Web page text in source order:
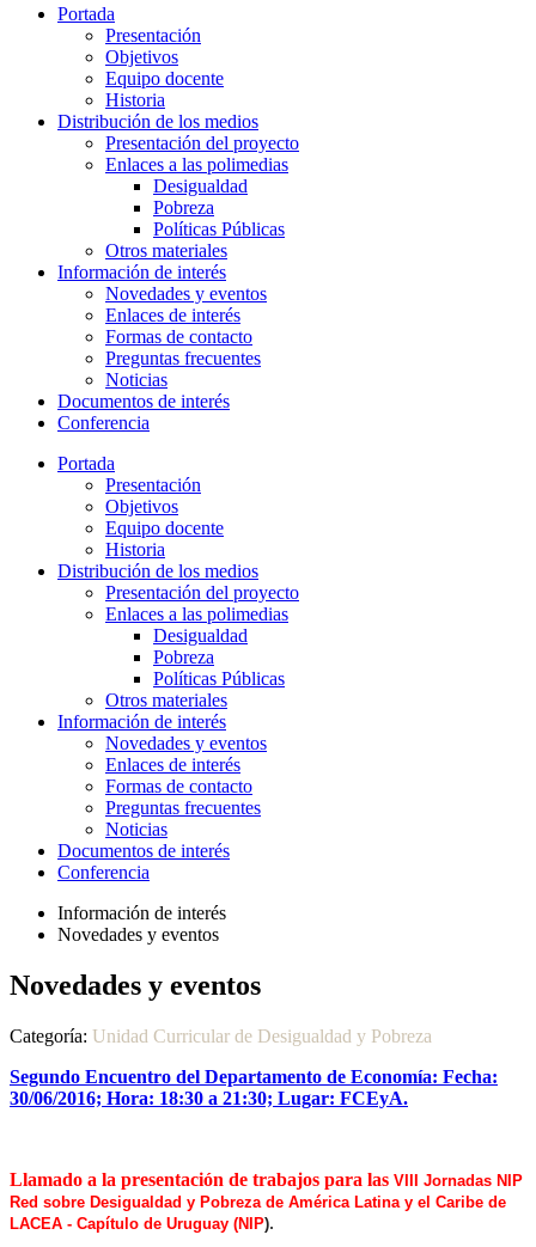
Portada
Presentación
Objetivos
Equipo docente
Historia
Distribución de los medios
Presentación del proyecto
Enlaces a las polimedias
Desigualdad
Pobreza
Políticas Públicas
Otros materiales
Información de interés
Novedades y eventos
Enlaces de interés
Formas de contacto
Preguntas frecuentes
Noticias
Documentos de interés
Conferencia
Portada
Presentación
Objetivos
Equipo docente
Historia
Distribución de los medios
Presentación del proyecto
Enlaces a las polimedias
Desigualdad
Pobreza
Políticas Públicas
Otros materiales
Información de interés
Novedades y eventos
Enlaces de interés
Formas de contacto
Preguntas frecuentes
Noticias
Documentos de interés
Conferencia
Información de interés
Novedades y eventos
Novedades y eventos
Categoría: Unidad Curricular de Desigualdad y Pobreza
Segundo Encuentro del Departamento de Economía: Fecha:
30/06/2016; Hora: 18:30 a 21:30; Lugar: FCEyA.
Llamado a la presentación de trabajos para las VIII Jornadas NIP
Red sobre Desigualdad y Pobreza de América Latina y el Caribe de
LACEA - Capítulo de Uruguay (NIP).